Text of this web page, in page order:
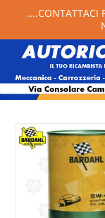
....CONTATTACI